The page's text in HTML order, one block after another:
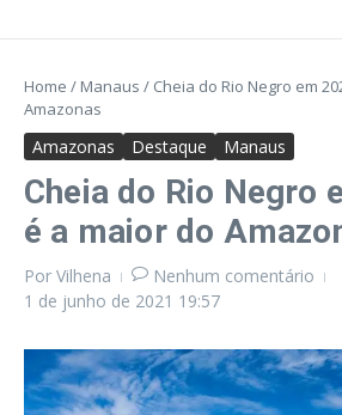
Home / Manaus / Cheia do Rio Negro em
Amazonas
Amazonas Destaque Manaus
Cheia do Rio Negro
é a maior do
Por Vilhena
Nenhum comentário
1 de junho de 2021 19:57